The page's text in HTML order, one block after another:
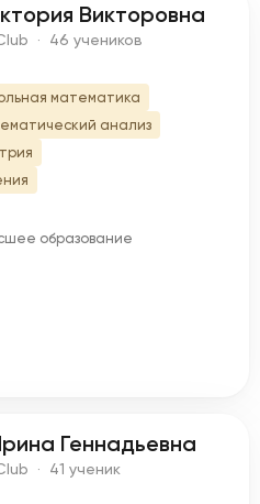
Викторовна
· 46 учеников
математика
анализ
образование
Геннадьевна
· 41 ученик